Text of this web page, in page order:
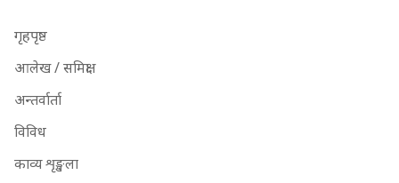
गृहपृष्ठ
आलेख / समिक्षा
अन्तर्वार्ता
विविध
काव्य शृङ्खला